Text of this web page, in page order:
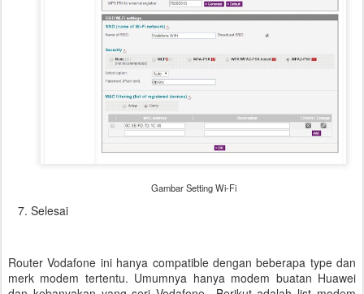
Gambar Setting Wi-Fi
Selesai
Router Vodafone ini hanya compatible dengan beberapa type dan
merk modem tertentu. Umumnya hanya modem buatan Huawei